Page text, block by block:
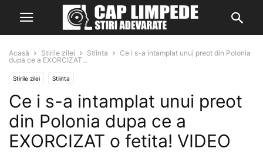
Acasă Stirile zilei Stiinta
Ce i s-a intamplat unui preot din Polonia
dupa ce a EXORCIZAT...
Stirile zilei Stiinta
Ce i s-a intamplat unui preot
din Polonia dupa ce a
EXORCIZAT o fetita! VIDEO